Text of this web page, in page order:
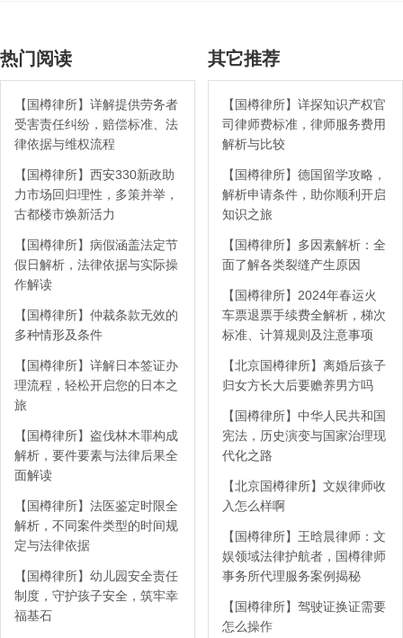
热门阅读
【国樽律所】详解提供劳务者
受害责任纠纷，赔偿标准、法
律依据与维权流程
【国樽律所】西安330新政助
力市场回归理性，多策并举，
古都楼市焕新活力
【国樽律所】病假涵盖法定节
假日解析，法律依据与实际操
作解读
【国樽律所】仲裁条款无效的
多种情形及条件
【国樽律所】详解日本签证办
理流程，轻松开启您的日本之
旅
【国樽律所】盗伐林木罪构成
解析，要件要素与法律后果全
面解读
【国樽律所】法医鉴定时限全
解析，不同案件类型的时间规
定与法律依据
【国樽律所】幼儿园安全责任
制度，守护孩子安全，筑牢幸
福基石
其它推荐
【国樽律所】详探知识产权官
司律师费标准，律师服务费用
解析与比较
【国樽律所】德国留学攻略，
解析申请条件，助你顺利开启
知识之旅
【国樽律所】多因素解析：全
面了解各类裂缝产生原因
【国樽律所】2024年春运火
车票退票手续费全解析，梯次
标准、计算规则及注意事项
【北京国樽律所】离婚后孩子
归女方长大后要赡养男方吗
【国樽律所】中华人民共和国
宪法，历史演变与国家治理现
代化之路
【北京国樽律所】文娱律师收
入怎么样啊
【国樽律所】王晗晨律师：文
娱领域法律护航者，国樽律师
事务所代理服务案例揭秘
【国樽律所】驾驶证换证需要
怎么操作